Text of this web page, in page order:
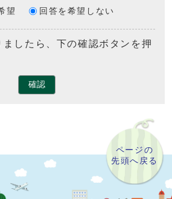
望 回答を希望しない
したら、下の確認ボタンを押
確認
ページの
先頭へ戻る